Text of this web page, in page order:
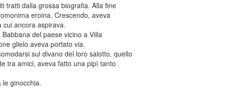
tratti dalla grossa biografia. Alla fine
eroina. Crescendo, aveva
cui ancora aspirava.
del paese vicino a Villa
glielo aveva portato via.
sul divano del loro salotto, quello
tra amici, aveva fatto una pipì tanto
ginocchia.